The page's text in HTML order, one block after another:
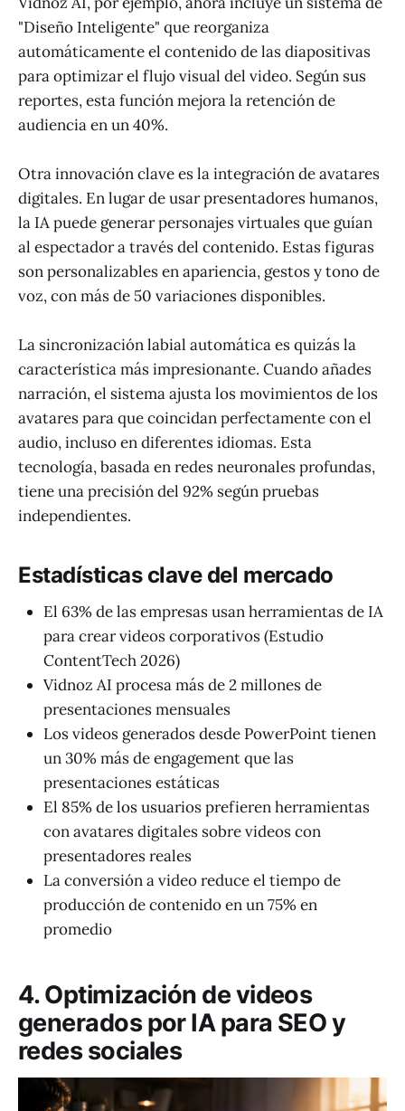
"Diseño Inteligente" que reorganiza
automáticamente el contenido de las diapositivas
para optimizar el flujo visual del video. Según sus
reportes, esta función mejora la retención de
audiencia en un 40%.
Otra innovación clave es la integración de avatares
digitales. En lugar de usar presentadores humanos,
la IA puede generar personajes virtuales que guían
al espectador a través del contenido. Estas figuras
son personalizables en apariencia, gestos y tono de
voz, con más de 50 variaciones disponibles.
La sincronización labial automática es quizás la
característica más impresionante. Cuando añades
narración, el sistema ajusta los movimientos de los
avatares para que coincidan perfectamente con el
audio, incluso en diferentes idiomas. Esta
tecnología, basada en redes neuronales profundas,
tiene una precisión del 92% según pruebas
independientes.
Estadísticas clave del mercado
El 63% de las empresas usan herramientas de IA
para crear videos corporativos (Estudio
ContentTech 2026)
Vidnoz AI procesa más de 2 millones de
presentaciones mensuales
Los videos generados desde PowerPoint tienen
un 30% más de engagement que las
presentaciones estáticas
El 85% de los usuarios prefieren herramientas
con avatares digitales sobre videos con
presentadores reales
La conversión a video reduce el tiempo de
producción de contenido en un 75% en
promedio
4. Optimización de videos
generados por IA para SEO y
redes sociales